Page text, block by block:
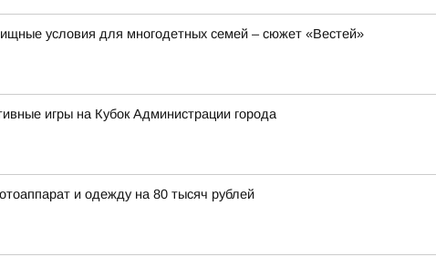
условия для многодетных семей – сюжет «Вестей»
игры на Кубок Администрации города
и одежду на 80 тысяч рублей